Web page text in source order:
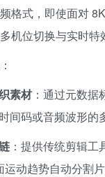
格式，即使面对
机位切换与实时特
：
素材：通过元数据
间码或音频波形的
：提供传统剪辑
运动趋势自动分割